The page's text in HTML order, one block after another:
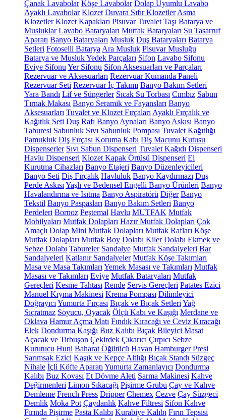
Çanak Lavabolar Köşe Lavabolar Dolap Uyumlu Lavabo
Ayaklı Lavabolar Klozet Duvara Sıfır Klozetler Asma
Klozetler Klozet Kapakları Pisuvar Tuvalet Taşı Batarya ve
Musluklar Lavabo Bataryaları Mutfak Bataryaları Su Tasarruf
Aparatı Banyo Bataryaları Musluk Duş Bataryaları Batarya
Setleri Fotoselli Batarya Ara Musluk Pisuvar Musluğu
Batarya ve Musluk Yedek Parçaları Sifon Lavabo Sifonu
Eviye Sifonu Yer Sifonu Sifon Aksesuarları ve Parçaları
Rezervuar ve Aksesuarları Rezervuar Kumanda Paneli
Rezervuar Seti Rezervuar İç Takımı Banyo Bakım Setleri
Yara Bandı Lif ve Süngerler Sıcak Su Torbası Cımbız Sabun
Tırnak Makası Banyo Seramik ve Fayansları Banyo
Aksesuarları Tuvalet ve Klozet Fırçaları Ayaklı Fırçalık ve
Kağıtlık Seti Duş Rafı Banyo Aynaları Banyo Askısı Banyo
Taburesi Sabunluk Sıvı Sabunluk Pompası Tuvalet Kağıtlığı
Pamukluk Diş Fırçası Koruma Kabı Diş Macunu Kutusu
Dispenserler Sıvı Sabun Dispenseri Tuvalet Kağıdı Dispenseri
Havlu Dispenseri Klozet Kapak Örtüsü Dispenseri El
Kurutma Cihazları Banyo Etajeri Banyo Düzenleyicileri
Banyo Seti Diş Fırçalık Havluluk Banyo Kaydırmazı Duş
Perde Askısı Yaşlı ve Bedensel Engelli Banyo Ürünleri Banyo
Havalandırma ve Isıtma Banyo Aspiratörü Diğer Banyo
Tekstil Banyo Paspasları Banyo Bakım Setleri Banyo
Perdeleri Bornoz Peştemal Havlu MUTFAK Mutfak
Mobilyaları Mutfak Dolapları Hazır Mutfak Dolapları Çok
Amaçlı Dolap Mini Mutfak Dolapları Mutfak Rafları Köşe
Mutfak Dolapları Mutfak Boy Dolabı Kiler Dolabı Ekmek ve
Sebze Dolabı Tabureler Sandalye Mutfak Sandalyeleri Bar
Sandalyeleri Katlanır Sandalyeler Mutfak Köşe Takımları
Masa ve Masa Takımları Yemek Masası ve Takımları Mutfak
Masası ve Takımları Eviye Mutfak Bataryaları Mutfak
Gereçleri Kesme Tahtası Rende Servis Gereçleri Patates Ezici
Manuel Kıyma Makinesi Krema Pompası Dilimleyici
Doğrayıcı Yumurta Fırçası Bıçak ve Bıçak Setleri Yağ
Sıçratmaz Soyucu, Oyacak Ölçü Kabı ve Kaşığı Merdane ve
Oklava Hamur Açma Matı Fındık Kıracağı ve Ceviz Kıracağı
Elek Dondurma Kaşığı Buz Kalıbı Bıçak Bileyici Masat
Açacak ve Tirbuşon Çekirdek Çıkarıcı Çırpıcı Sebze
Kurutucu Huni Baharat Öğütücü Havan Hamburger Presi
Sarımsak Ezici Kaşık ve Kepçe Altlığı Bıçak Standı Süzgeç
Nihale İçli Köfte Aparatı Yumurta Zamanlayıcı Dondurma
Kalıbı Buz Kovası Et Dövme Aleti Sarma Makinesi Kahve
Değirmenleri Limon Sıkacağı Pişirme Grubu Çay ve Kahve
Demleme French Press Dripper Chemex Cezve Çay Süzgeci
Demlik Moka Pot Çaydanlık Kahve Filtresi Sifon Kahve
Fırında Pişirme Pasta Kalıbı Kurabiye Kalıbı Fırın Tepsisi